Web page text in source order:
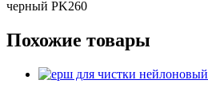
PK260
черный PK260
Похожие товары